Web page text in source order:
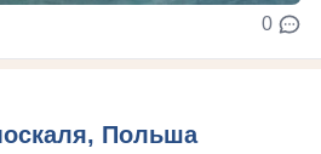
0
Польша